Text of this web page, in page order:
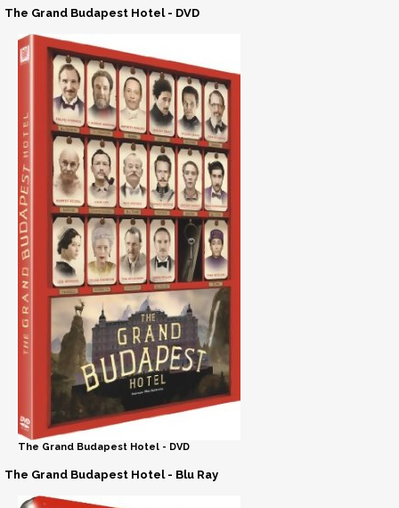
The Grand Budapest Hotel - DVD
The Grand Budapest Hotel - DVD
The Grand Budapest Hotel - Blu Ray